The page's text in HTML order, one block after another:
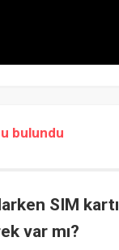
bulundu
SIM kartı
var mı?